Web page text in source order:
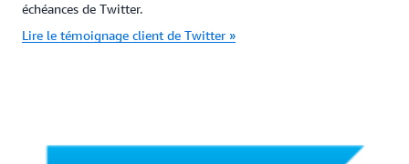
échéances de Twitter.
Lire le témoignage client de Twitter »